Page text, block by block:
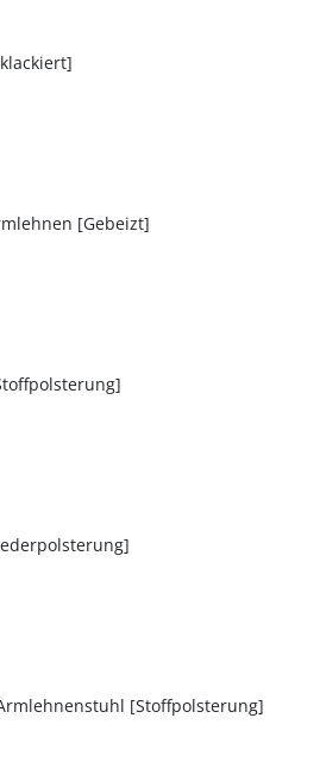
[Gebeizt]
[Stoffpolsterung]